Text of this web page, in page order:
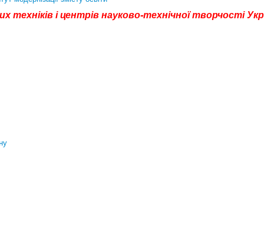
техніків і центрів науково-технічної творчості